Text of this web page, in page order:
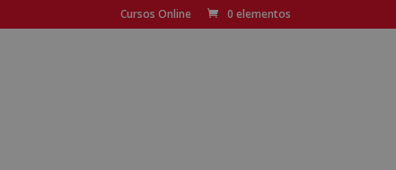
Cursos Online 0 elementos